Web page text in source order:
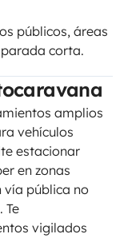
públicos, áreas
corta.
amplios
vehículos
estacionar
en zonas
vía pública no
Te
vigilados